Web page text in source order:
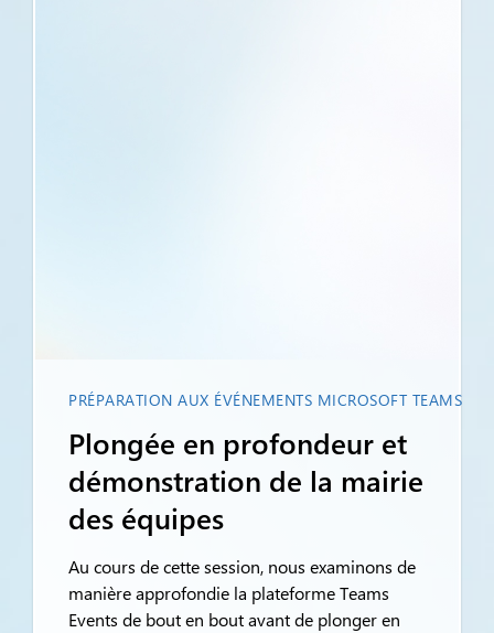
PRÉPARATION AUX ÉVÉNEMENTS MICROSOFT TEAMS
Plongée en profondeur et
démonstration de la mairie
des équipes
Au cours de cette session, nous examinons de
manière approfondie la plateforme Teams
Events de bout en bout avant de plonger en